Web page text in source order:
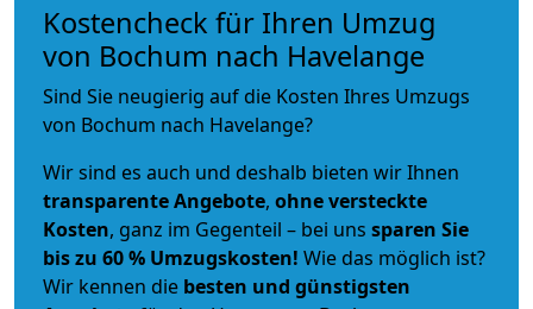
Kostencheck für Ihren Umzug
von Bochum nach Havelange
Sind Sie neugierig auf die Kosten Ihres Umzugs
von Bochum nach Havelange?
Wir sind es auch und deshalb bieten wir Ihnen
transparente Angebote, ohne versteckte
Kosten, ganz im Gegenteil – bei uns sparen Sie
bis zu 60 % Umzugskosten! Wie das möglich ist?
Wir kennen die besten und günstigsten